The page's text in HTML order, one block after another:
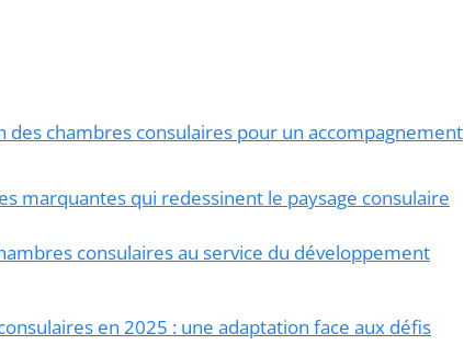
chambres consulaires pour un accompagnement
marquantes qui redessinent le paysage consulaire
consulaires au service du développement
en 2025 : une adaptation face aux défis